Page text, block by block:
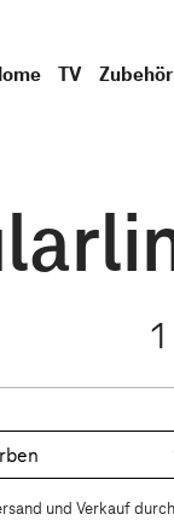
TV Zubehör
1
und Verkauf